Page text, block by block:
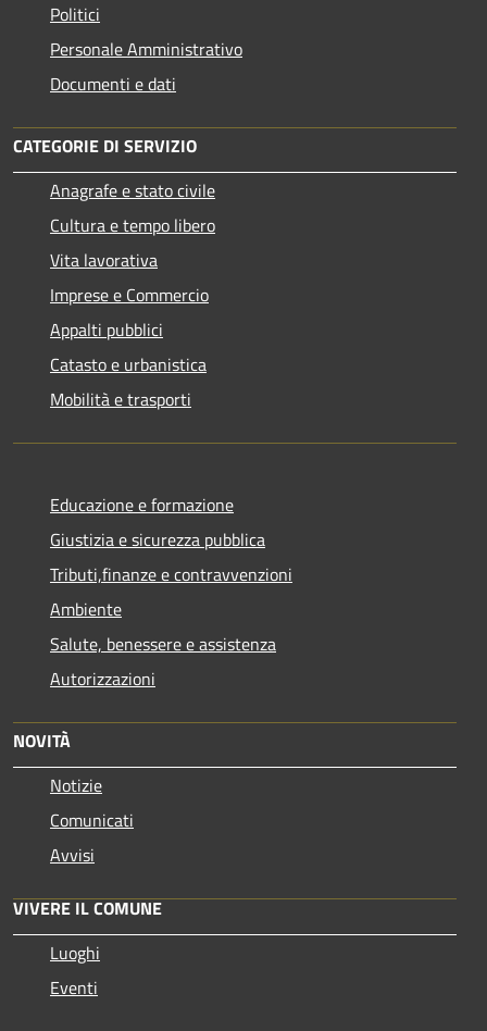
Politici
Personale Amministrativo
Documenti e dati
CATEGORIE DI SERVIZIO
Anagrafe e stato civile
Cultura e tempo libero
Vita lavorativa
Imprese e Commercio
Appalti pubblici
Catasto e urbanistica
Mobilità e trasporti
Educazione e formazione
Giustizia e sicurezza pubblica
Tributi,finanze e contravvenzioni
Ambiente
Salute, benessere e assistenza
Autorizzazioni
NOVITÀ
Notizie
Comunicati
Avvisi
VIVERE IL COMUNE
Luoghi
Eventi